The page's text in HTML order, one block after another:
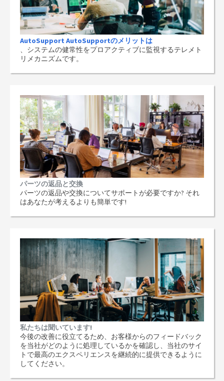
AutoSupport AutoSupportのメリットは
、システムの健常性をプロアクティブに監視するテレメト
リメカニズムです。
パーツの返品と交換
パーツの返品や交換についてサポートが必要ですか? それ
はあなたが考えるよりも簡単です!
私たちは聞いています!
今後の改善に役立てるため、お客様からのフィードバック
を当社がどのように処理しているかを確認し、当社のサイ
トで最高のエクスペリエンスを継続的に提供できるように
してください。